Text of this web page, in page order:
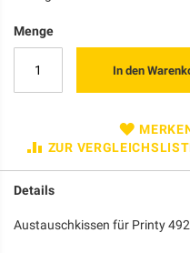
Menge
In den
ZUR
Details
Austauschkissen für Printy